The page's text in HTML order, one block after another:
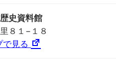
史資料館
８１−１８
見る